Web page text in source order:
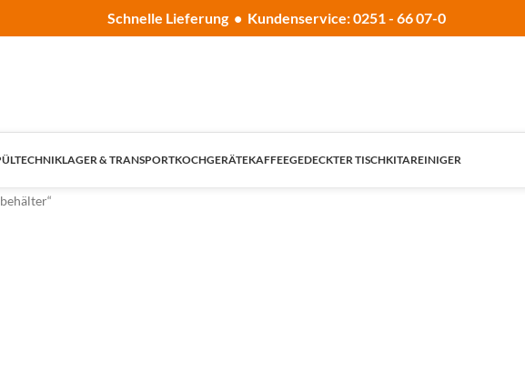
Schnelle Lieferung • Kundenservice: 0251 - 66 07-0
LAGER & TRANSPORTKOCHGERÄTEKAFFEEGEDECKTER TISCHKITAREINIGER